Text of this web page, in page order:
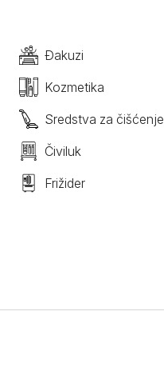
Đakuzi
Kozmetika
Sredstva za čišćenje
Čiviluk
Frižider